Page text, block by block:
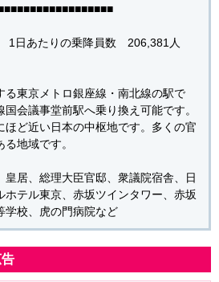
1日あたりの乗降員数 206,381人
る東京メトロ銀座線・南北線の駅で
会議事堂前駅へ乗り換え可能です。
ほど近い日本の中枢地です。多くの官
地域です。
皇居、総理大臣官邸、衆議院宿舎、日
ホテル東京、赤坂ツインタワー、赤坂
学校、虎の門病院など